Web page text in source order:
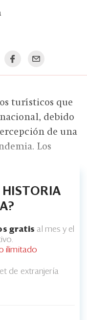
turísticos que
debido
de una
Los
HISTORIA
gratis al mes y el
ilimitado
de extranjería